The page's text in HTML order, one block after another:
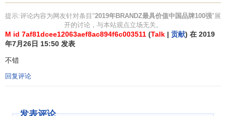
科技 331.67
+38%
7
平安保险
8
9
中国建设银行
提示:评论内容为网友针对条目"2019年BRANDZ最具价值中国品牌100强"展
开的讨论，与本站观点立场无关。
M id 7af81dcee12063aef8ac894f6c003511 (Talk | 贡献) 在 2019
年7月26日 15:50 发表
不错
回复评论
发表评论